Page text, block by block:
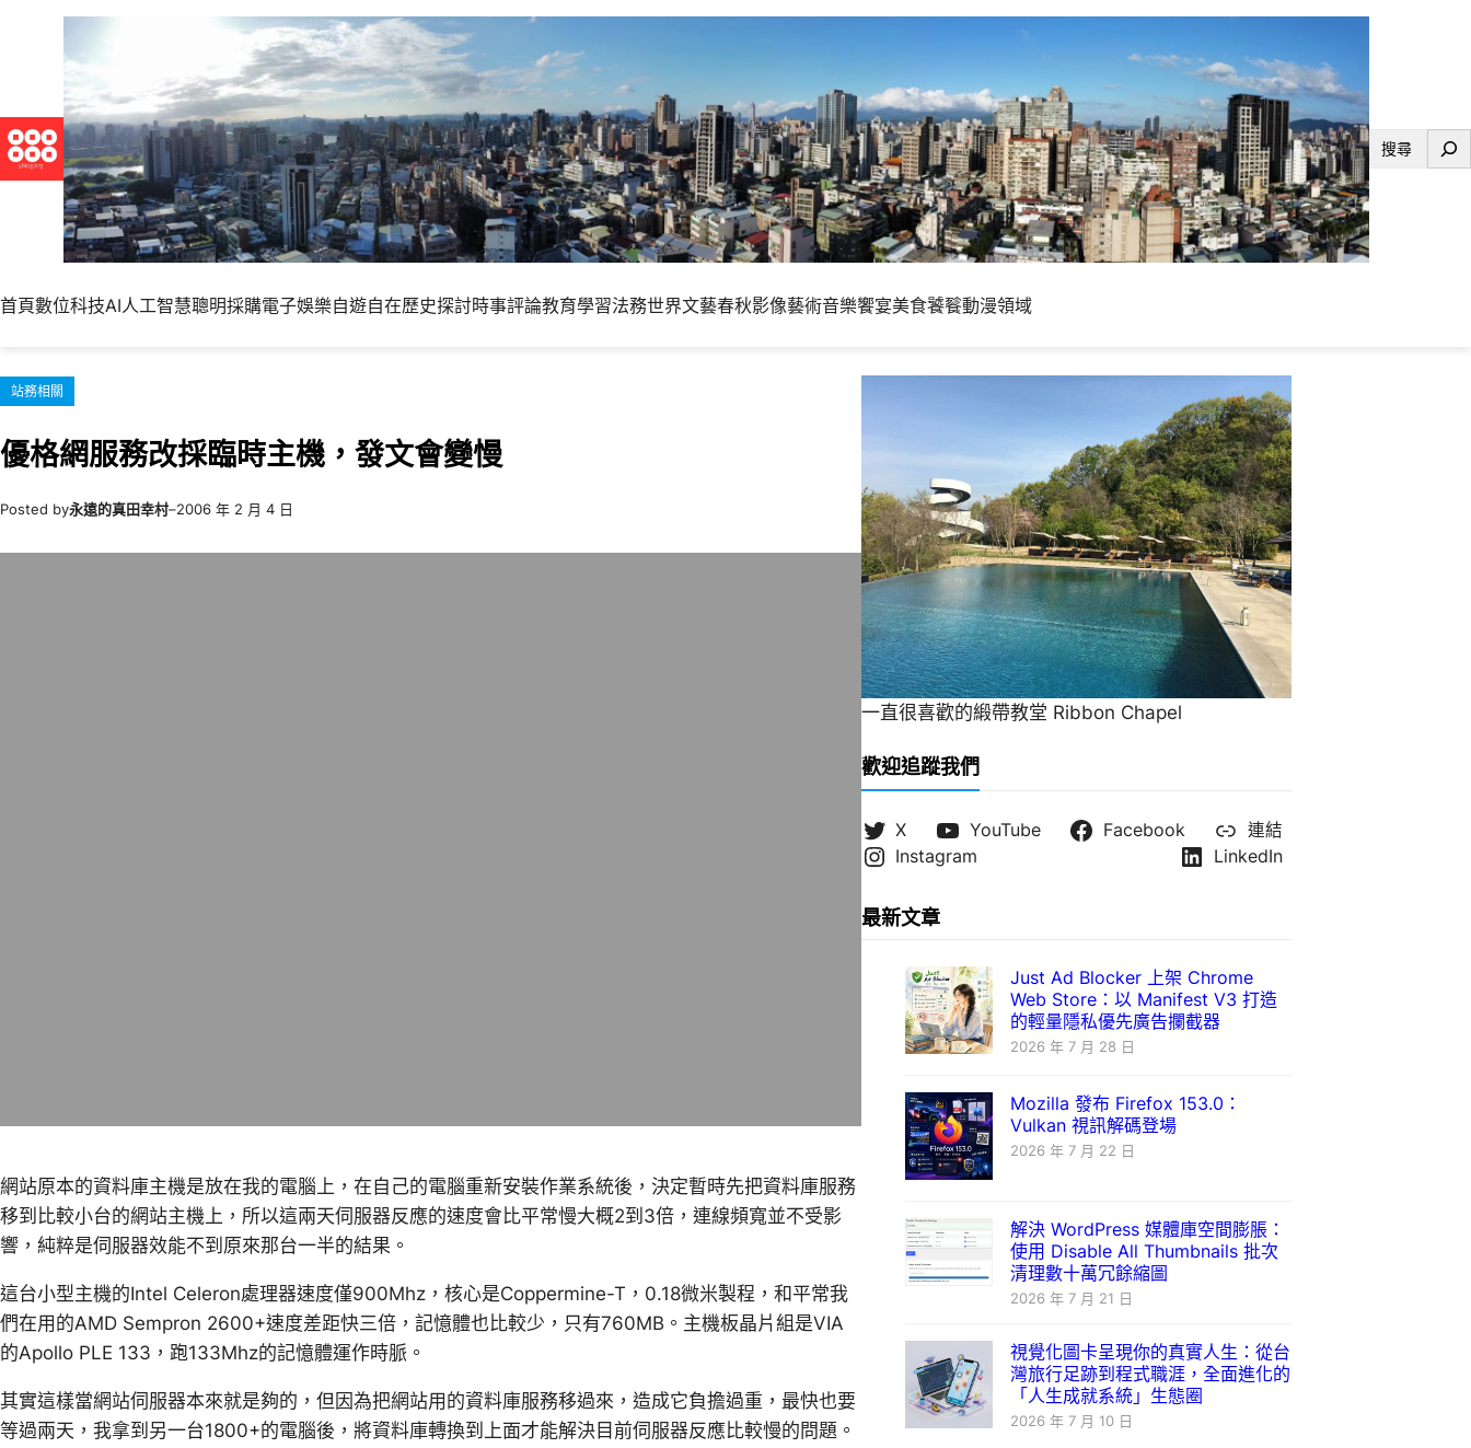
內
容
搜
首頁數位科技AI人工智慧聰明採購電子娛樂自遊自在歷史探討時事評論教育學習法務世界文藝春秋影像藝術音樂饗宴美食饕餮動漫領域
站務相關
優格網服務改採臨時主機，發文會變慢
Posted by永遠的真田幸村–2006 年 2 月 4 日
網站原本的資料庫主機是放在我的電腦上，在自己的電腦重新安裝作業系統後，決定暫時先把資料庫服務
移到比較小台的網站主機上，所以這兩天伺服器反應的速度會比平常慢大概2到3倍，連線頻寬並不受影
響，純粹是伺服器效能不到原來那台一半的結果。
這台小型主機的Intel Celeron處理器速度僅900Mhz，核心是Coppermine-T，0.18微米製程，和平常我
們在用的AMD Sempron 2600+速度差距快三倍，記憶體也比較少，只有760MB。主機板晶片組是VIA
的Apollo PLE 133，跑133Mhz的記憶體運作時脈。
其實這樣當網站伺服器本來就是夠的，但因為把網站用的資料庫服務移過來，造成它負擔過重，最快也要
等過兩天，我拿到另一台1800+的電腦後，將資料庫轉換到上面才能解決目前伺服器反應比較慢的問題。
一直很喜歡的緞帶教堂 Ribbon Chapel
歡迎追蹤我們
X YouTube Facebook
連結
Instagram
LinkedIn
最新文章
Just Ad Blocker 上架 Chrome
Web Store：以 Manifest V3 打造
的輕量隱私優先廣告攔截器
2026 年 7 月 28 日
Mozilla 發布 Firefox 153.0：
Vulkan 視訊解碼登場
2026 年 7 月 22 日
解決 WordPress 媒體庫空間膨脹：
使用 Disable All Thumbnails 批次
清理數十萬冗餘縮圖
2026 年 7 月 21 日
視覺化圖卡呈現你的真實人生：從台
灣旅行足跡到程式職涯，全面進化的
「人生成就系統」生態圈
2026 年 7 月 10 日